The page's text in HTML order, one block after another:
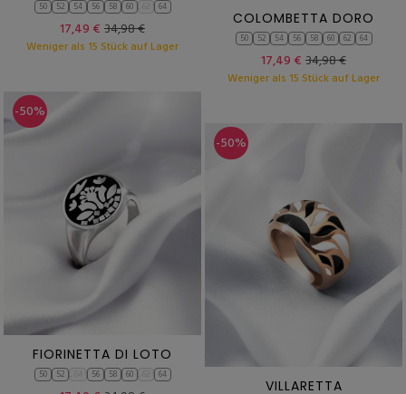
50 52 54 56 58 60 64
17,49 € 34,98 €
Weniger als 15 Stück auf Lager
COLOMBETTA DORO
50 52 54 56 58 60 62 64
17,49 € 34,98 €
Weniger als 15 Stück auf Lager
-50%
FIORINETTA DI LOTO
50 52 56 58 60 64
-50%
VILLARETTA